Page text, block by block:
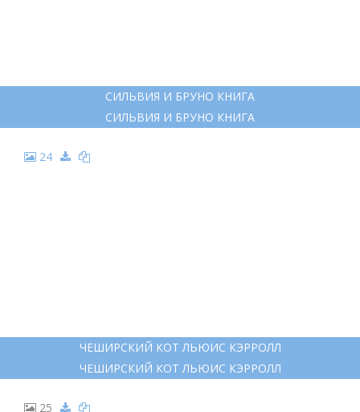
СИЛЬВИЯ И БРУНО КНИГА
СИЛЬВИЯ И БРУНО КНИГА
24
ЧЕШИРСКИЙ КОТ ЛЬЮИС КЭРРОЛЛ
ЧЕШИРСКИЙ КОТ ЛЬЮИС КЭРРОЛЛ
25